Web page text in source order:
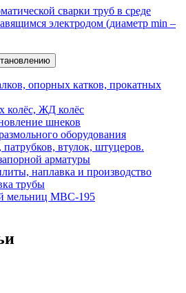
сварки труб в среде
электродом (диаметр min –
опорных катков, прокатных
колёс, ЖД колёс
шнеков
оборудования
втулок, штуцеров.
арматуры
наплавка и производство
трубы
мельниц МВС-195